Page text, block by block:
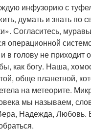
инфузорию с
думать и знать по
Согласитесь,
операционной
в голову не приходит
как богу. Наша,
обще планетной,
на метеорите.
мы называем,
Надежда, Любовь.